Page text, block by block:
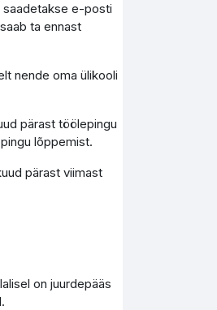
saadetakse e-posti
ta ennast
nende oma ülikooli
pärast töölepingu
lõppemist.
pärast viimast
on juurdepääs